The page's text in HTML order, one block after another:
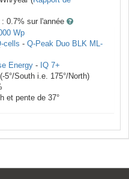
: 0.7% sur l'année
Wp
cells - Q-Peak Duo BLK ML-
Energy - IQ 7+
(-5°/South i.e. 175°/North)
et pente de 37°